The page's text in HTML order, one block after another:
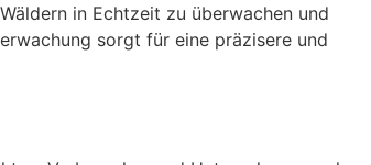
in Echtzeit zu überwachen und
sorgt für eine präzisere und